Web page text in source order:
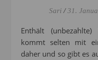
Sari / 31.
Enthält (unbezahlte) Werbung* Ein neues Jahr
kommt selten mit
daher und so gibt es